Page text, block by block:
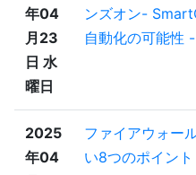
年04
月23
日 水
曜日
ンズオン-
自動化の可能性 -
2025
年04
ファイアウォー
い8つのポイント